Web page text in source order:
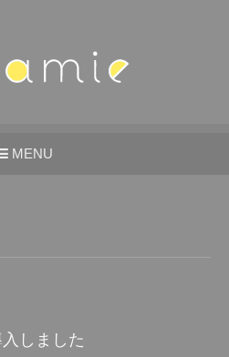
MENU
しました